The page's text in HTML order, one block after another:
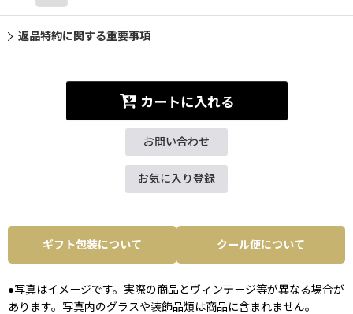
返品特約に関する重要事項
カートに入れる
お問い合わせ
お気に入り登録
ギフト包装について クール便について
●写真はイメージです。実際の商品とヴィンテージ等が異なる場合が
あります。写真内のグラスや装飾品類は商品に含まれません。